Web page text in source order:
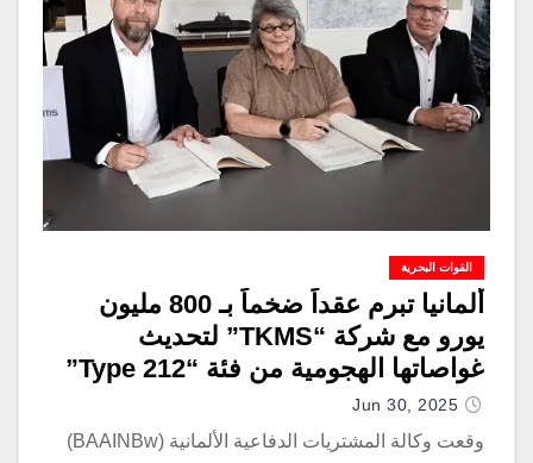
القوات البحرية
ألمانيا تبرم عقداً ضخماً بـ 800 مليون
يورو مع شركة “TKMS” لتحديث
غواصاتها الهجومية من فئة “Type 212”
Jun 30, 2025
وقعت وكالة المشتريات الدفاعية الألمانية (BAAINBw)